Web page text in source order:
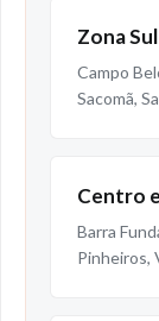
Zona
Campo
Sacomã,
Centro
Barra
Pinheiros,